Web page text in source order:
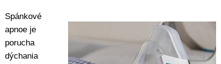
Spánkové
apnoe je
porucha
dýchania